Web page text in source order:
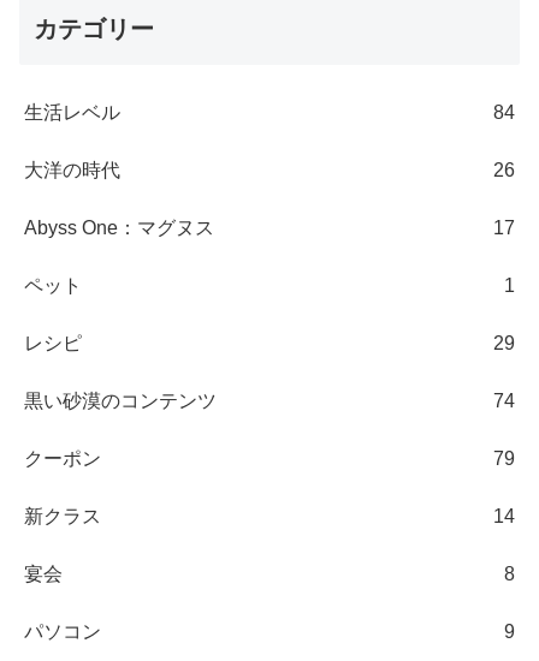
カテゴリー
生活レベル 84
大洋の時代 26
Abyss One：マグヌス 17
ペット 1
レシピ 29
黒い砂漠のコンテンツ 74
クーポン 79
新クラス 14
宴会 8
パソコン 9